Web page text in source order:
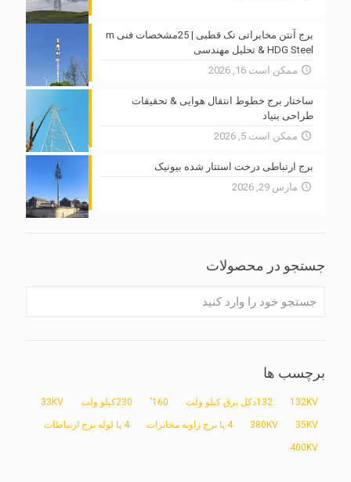
برج آنتن مخابراتی تک قطبی | 25مشخصات فنی m
HDG Steel & تحلیل مهندسی
ممکن است 16, 2026
ساختار برج خطوط انتقال هوایی & تحقیقات
طراحی بنیاد
ممکن است 5, 2026
برج ارتباطی درخت استتار شده بیونیک
مارس 29, 2026
جستجو در محصولات
برچسب ها
132KV 132دکل برق کیلو ولت 160' 230کیلو ولت 33KV
35KV
380KV 4 پا برج زاویه مخابرات 4 پا لوله برج ارتباطات
400KV